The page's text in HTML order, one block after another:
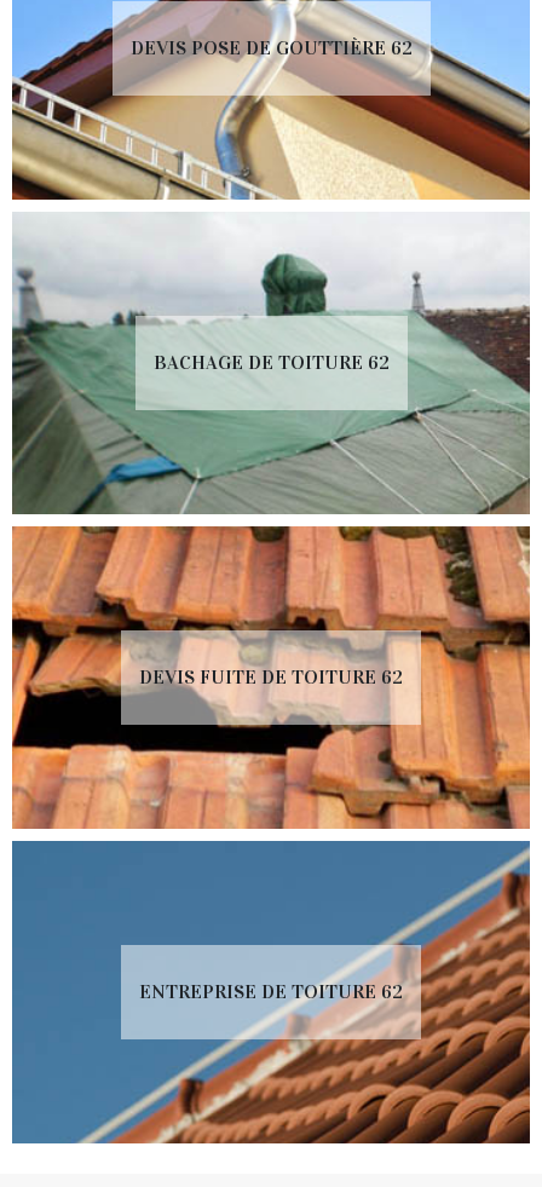
DEVIS POSE DE GOUTTIÈRE 62
BACHAGE DE TOITURE 62
DEVIS FUITE DE TOITURE 62
ENTREPRISE DE TOITURE 62